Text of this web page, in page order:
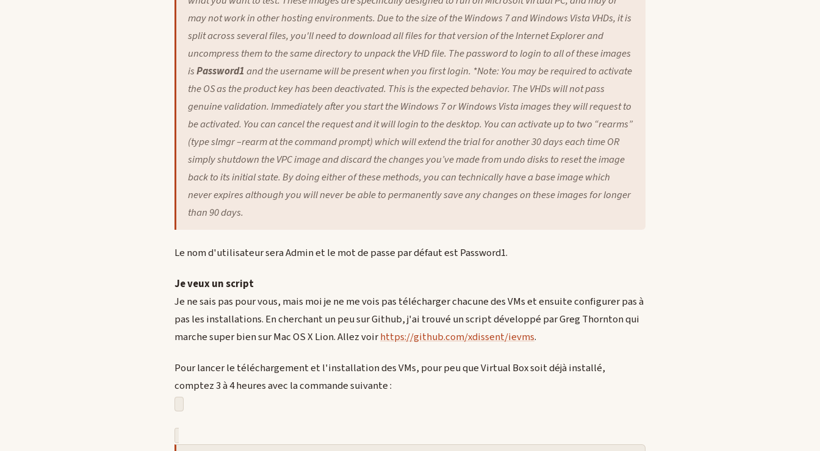
may not work in other hosting environments. Due to the size of the Windows 7 and Windows Vista VHDs, it is
split across several files, you'll need to download all files for that version of the Internet Explorer and
uncompress them to the same directory to unpack the VHD file. The password to login to all of these images
isPassword1 and the username will be present when you first login. *Note: You may be required to activate
the OS as the product key has been deactivated. This is the expected behavior. The VHDs will not pass
genuine validation. Immediately after you start the Windows 7 or Windows Vista images they will request to
be activated. You can cancel the request and it will login to the desktop. You can activate up to two “rearms”
(type slmgr –rearm at the command prompt) which will extend the trial for another 30 days each time OR
simply shutdown the VPC image and discard the changes you’ve made from undo disks to reset the image
back to its initial state. By doing either of these methods, you can technically have a base image which
never expires although you will never be able to permanently save any changes on these images for longer
than 90 days.
Le nom d'utilisateur sera Admin et le mot de passe par défaut est Password1.
Je veux un script
Je ne sais pas pour vous, mais moi je ne me vois pas télécharger chacune des VMs et ensuite configurer pas à
pas les installations. En cherchant un peu sur Github, j'ai trouvé un script développé par Greg Thornton qui
marche super bien sur Mac OS X Lion. Allez voirhttps://github.com/xdissent/ievms.
Pour lancer le téléchargement et l'installation des VMs, pour peu que Virtual Box soit déjà installé,
comptez 3 à 4 heures avec la commande suivante :